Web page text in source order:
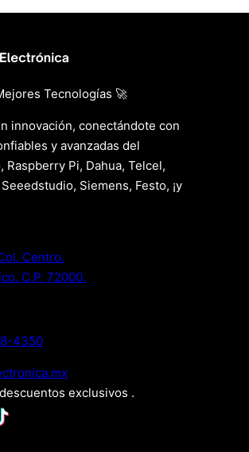
Tecnologías 🚀
innovación, conectándote con
y avanzadas del
Raspberry Pi, Dahua, Telcel,
Siemens, Festo, ¡y
Centro.
C.P. 72000.
4350
exclusivos .